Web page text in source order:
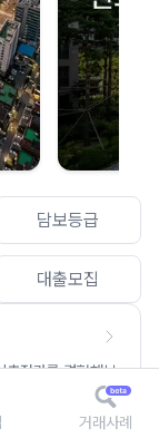
담보등급
대출모집
추정가를 경험해보
거래사례